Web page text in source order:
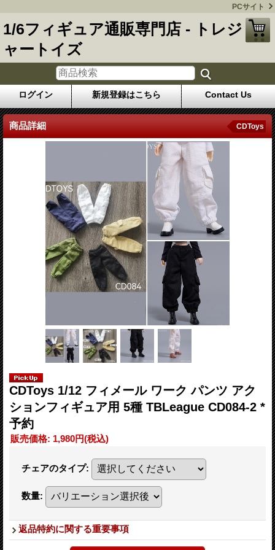
PCサイト
1/6フィギュア通販専門店 - トレジ
ャートイズ
ログイン 新規登録はこちら Contact Us
商品詳細 CDToys
CDToys 1/12 フィメール ワーク パンツ アク
ションフィギュア用 5種 TBLeague CD084-2 *
予約
販売価格: 1,980円(税込)
チェアのタイプ:
数量:
返品特約に関する重要事項